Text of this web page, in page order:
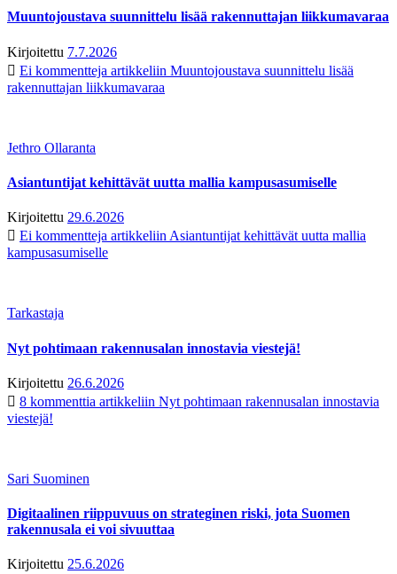
Muuntojoustava suunnittelu lisää rakennuttajan liikkumavaraa
Kirjoitettu 7.7.2026
Ei kommentteja artikkeliin Muuntojoustava suunnittelu lisää
rakennuttajan liikkumavaraa
Jethro Ollaranta
Asiantuntijat kehittävät uutta mallia kampusasumiselle
Kirjoitettu 29.6.2026
Ei kommentteja artikkeliin Asiantuntijat kehittävät uutta mallia
kampusasumiselle
Tarkastaja
Nyt pohtimaan rakennusalan innostavia viestejä!
Kirjoitettu 26.6.2026
8 kommenttia artikkeliin Nyt pohtimaan rakennusalan innostavia
viestejä!
Sari Suominen
Digitaalinen riippuvuus on strateginen riski, jota Suomen
rakennusala ei voi sivuuttaa
Kirjoitettu 25.6.2026